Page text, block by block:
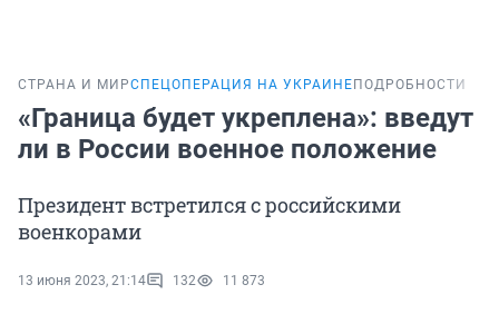
СТРАНА И МИРСПЕЦОПЕРАЦИЯ НА УКРАИНЕ ПОДРОБНОСТИ
«Граница будет укреплена»: введут
ли в России военное положение
Президент встретился с российскими
военкорами
13 июня 2023, 21:14 132 11 873